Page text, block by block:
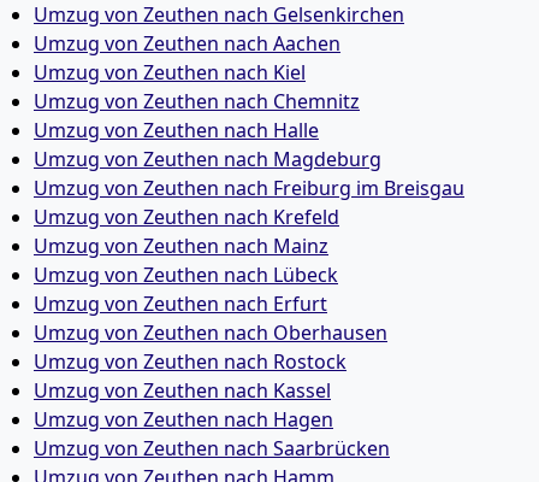
Umzug von Zeuthen nach Gelsenkirchen
Umzug von Zeuthen nach Aachen
Umzug von Zeuthen nach Kiel
Umzug von Zeuthen nach Chemnitz
Umzug von Zeuthen nach Halle
Umzug von Zeuthen nach Magdeburg
Umzug von Zeuthen nach Freiburg im Breisgau
Umzug von Zeuthen nach Krefeld
Umzug von Zeuthen nach Mainz
Umzug von Zeuthen nach Lübeck
Umzug von Zeuthen nach Erfurt
Umzug von Zeuthen nach Oberhausen
Umzug von Zeuthen nach Rostock
Umzug von Zeuthen nach Kassel
Umzug von Zeuthen nach Hagen
Umzug von Zeuthen nach Saarbrücken